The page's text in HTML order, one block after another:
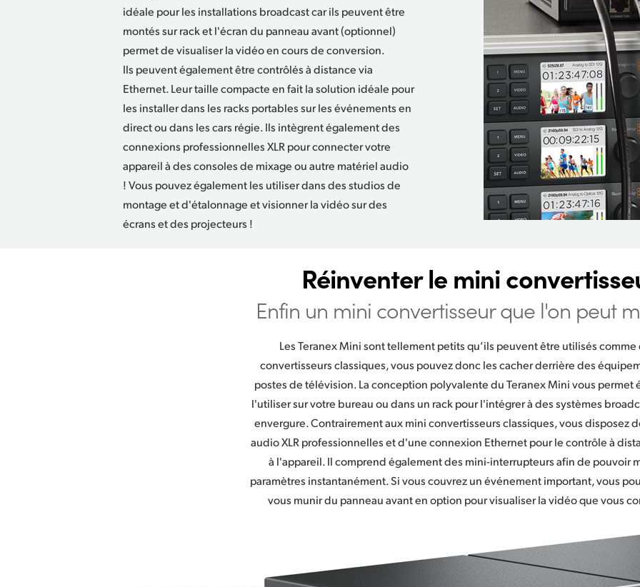
idéale pour les installations broadcast car ils peuvent être
montés sur rack et l'écran du panneau avant (optionnel)
permet de visualiser la vidéo en cours de conversion.
Ils peuvent également être contrôlés à distance via
Ethernet. Leur taille compacte en fait la solution idéale pour
les installer dans les racks portables sur les événements en
direct ou dans les cars régie. Ils intègrent également des
connexions professionnelles XLR pour connecter votre
appareil à des consoles de mixage ou autre matériel audio
! Vous pouvez également les utiliser dans des studios de
montage et d'étalonnage et visionner la vidéo sur des
écrans et des projecteurs !
Réinventer le mini
Enfin un mini convertisseur que l'on peut
Les Teranex Mini sont tellement petits qu’ils peuvent être utilisés
convertisseurs classiques, vous pouvez donc les cacher derrière des
postes de télévision. La conception polyvalente du Teranex Mini vous permet
l'utiliser sur votre bureau ou dans un rack pour l'intégrer à des systèmes
envergure. Contrairement aux mini convertisseurs classiques, vous disposez
audio XLR professionnelles et d'une connexion Ethernet pour le contrôle à
à l'appareil. Il comprend également des mini-interrupteurs afin de pouvoir
paramètres instantanément. Si vous couvrez un événement important, vous
vous munir du panneau avant en option pour visualiser la vidéo que vous